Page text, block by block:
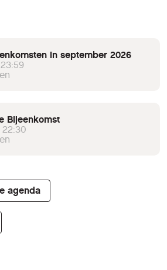
in september 2026
Bijeenkomst
agenda